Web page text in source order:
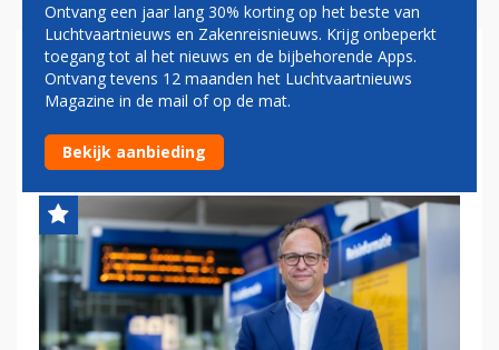
NS: INTERNATIONALE TREIN
BETER AANSLUITEN OP
SCHIPHOL IS TOPAMBITIE
Ontvang een jaar lang 30% korting op het beste van
Luchtvaartnieuws en Zakenreisnieuws. Krijg onbeperkt
toegang tot al het nieuws en de bijbehorende Apps.
Ontvang tevens 12 maanden het Luchtvaartnieuws
Magazine in de mail of op de mat.
Bekijk aanbieding